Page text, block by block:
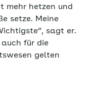
mehr hetzen und
setze. Meine
sagt er.
auch für die
gelten